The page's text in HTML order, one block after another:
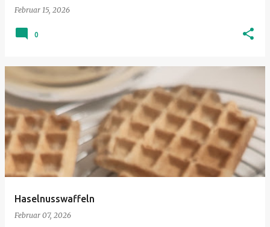
Februar 15, 2026
0
Haselnusswaffeln
Februar 07, 2026